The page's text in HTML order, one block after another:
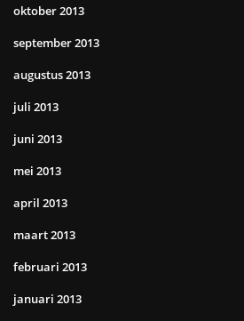
oktober 2013
september 2013
augustus 2013
juli 2013
juni 2013
mei 2013
april 2013
maart 2013
februari 2013
januari 2013